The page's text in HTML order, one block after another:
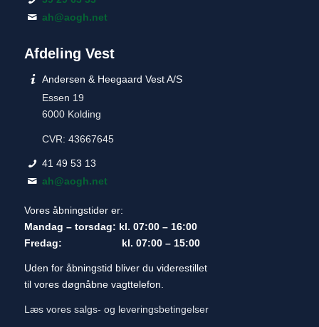
ah@aogh.net
Afdeling Vest
Andersen & Heegaard Vest A/S
Essen 19
6000 Kolding
CVR: 43667645
41 49 53 13
ah@aogh.net
Vores åbningstider er:
Mandag – torsdag: kl. 07:00 – 16:00
Fredag: kl. 07:00 – 15:00
Uden for åbningstid bliver du viderestillet
til vores døgnåbne vagttelefon.
Læs vores salgs- og leveringsbetingelser